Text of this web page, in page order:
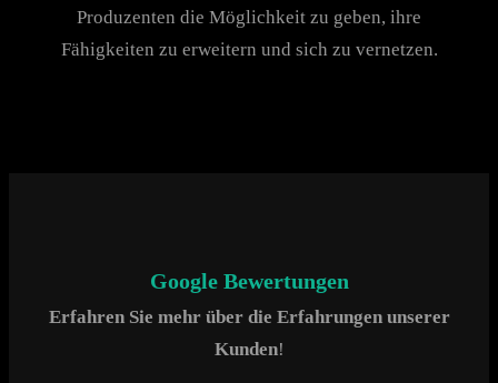
Produzenten die Möglichkeit zu geben, ihre
Fähigkeiten zu erweitern und sich zu vernetzen.
Google Bewertungen
Erfahren Sie mehr über die Erfahrungen unserer
Kunden!